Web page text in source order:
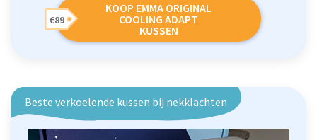
KOOP EMMA ORIGINAL
COOLING ADAPT
KUSSEN
€89
Beste verkoelende kussen bij nekklachten